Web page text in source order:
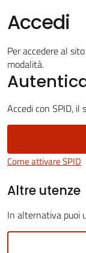
San
Cesario
sul
Panaro
gli
Seguici
Accedi
Per accedere al
modalità.
Accedi con SPID,
Come attivare SPID
Altre utenze
In alternativa puoi